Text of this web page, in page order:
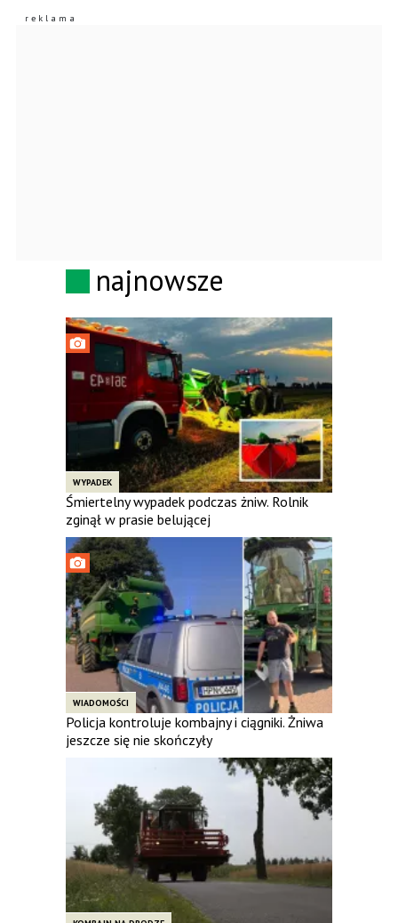
najnowsze
WYPADEK
Śmiertelny wypadek podczas żniw. Rolnik
zginął w prasie belującej
WIADOMOŚCI
Policja kontroluje kombajny i ciągniki. Żniwa
jeszcze się nie skończyły